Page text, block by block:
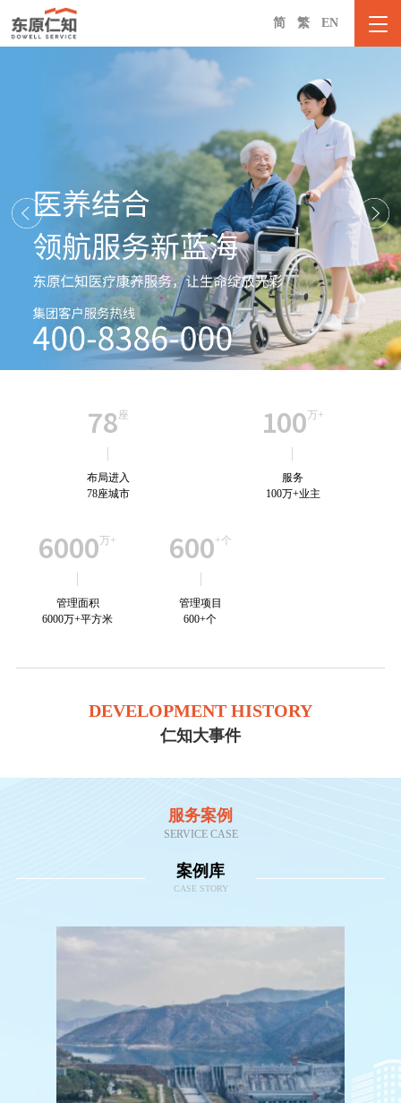
简 繁 EN
78座
布局进入
78座城市
100万+
服务
100万+业主
6000万+
管理面积
6000万+平方米
600+个
管理项目
600+个
DEVELOPMENT HISTORY
仁知大事件
服务案例
SERVICE CASE
案例库
CASE STORY